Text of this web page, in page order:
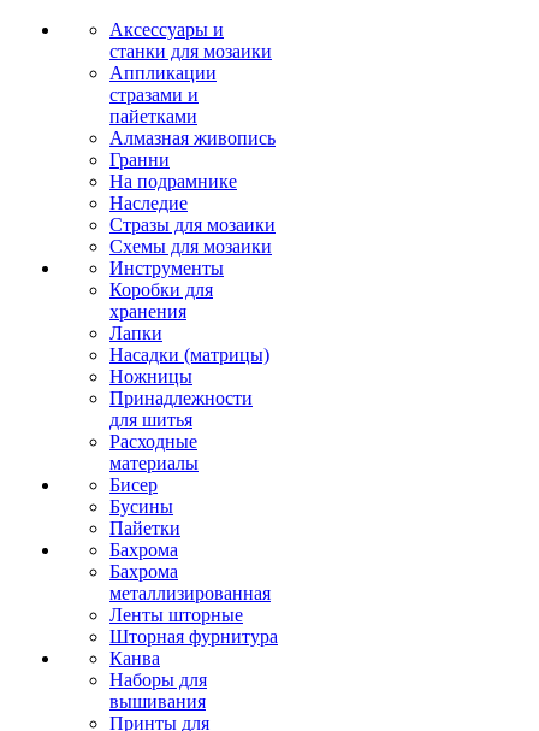
Аксессуары и
станки для мозаики
Аппликации
стразами и
пайетками
Алмазная живопись
Гранни
На подрамнике
Наследие
Стразы для мозаики
Схемы для мозаики
Инструменты
Коробки для
хранения
Лапки
Насадки (матрицы)
Ножницы
Принадлежности
для шитья
Расходные
материалы
Бисер
Бусины
Пайетки
Бахрома
Бахрома
металлизированная
Ленты шторные
Шторная фурнитура
Канва
Наборы для
вышивания
Принты для